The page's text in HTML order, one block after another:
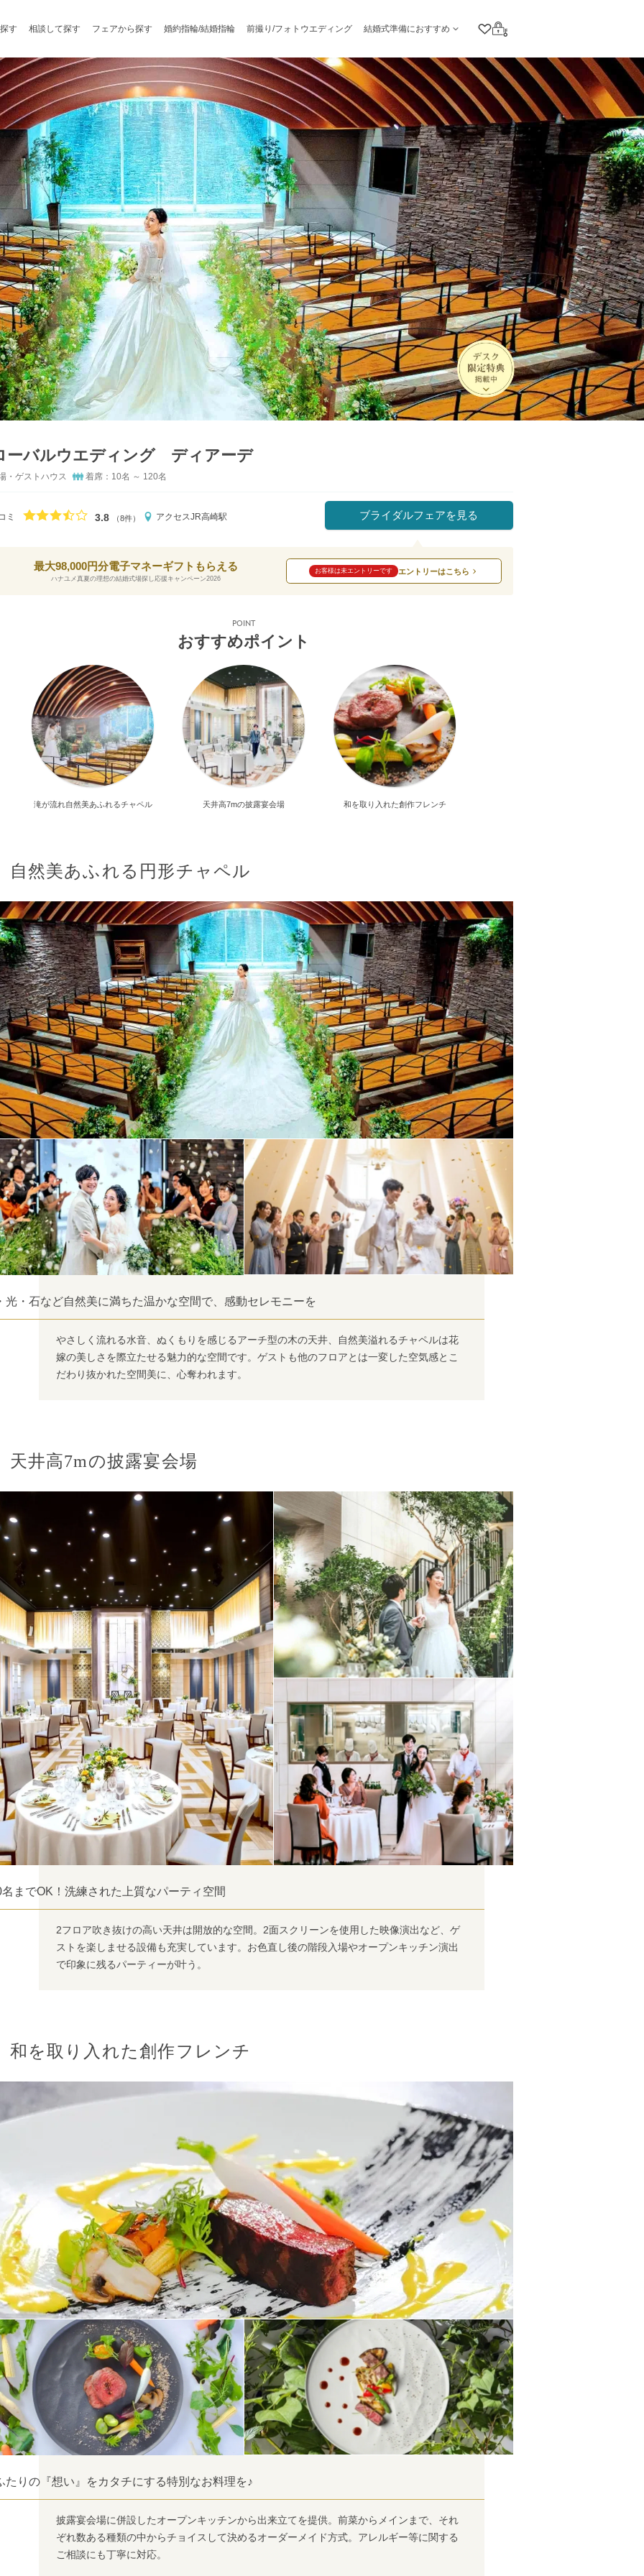
す 相談して探す フェアから探す 婚約指輪/結婚指輪 前撮り/フォトウエディング 結婚式準備におすすめ
クリップリスト
ログイン
ーバルウエディング ディアーデ
・ゲストハウス 着席：10名 ～ 120名
ミ 口コミ評価
3.8 （8件） アクセスJR高崎駅 ブライダルフェアを見る
最大98,000円分電子マネーギフトもらえる
ハナユメ真夏の理想の結婚式場探し応援キャンペーン2026
お客様は未エントリーです エントリーはこちら
POINT
おすすめポイント
滝が流れ自然美あふれるチャペル 天井高7mの披露宴会場 和を取り入れた創作フレンチ
自然美あふれる円形チャペル
光・石など自然美に満ちた温かな空間で、感動セレモニーを
やさしく流れる水音、ぬくもりを感じるアーチ型の木の天井、自然美溢れるチャペルは花
嫁の美しさを際立たせる魅力的な空間です。ゲストも他のフロアとは一変した空気感とこ
だわり抜かれた空間美に、心奪われます。
天井高7mの披露宴会場
までOK！洗練された上質なパーティ空間
2フロア吹き抜けの高い天井は開放的な空間。2面スクリーンを使用した映像演出など、ゲ
ストを楽しませる設備も充実しています。お色直し後の階段入場やオープンキッチン演出
で印象に残るパーティーが叶う。
和を取り入れた創作フレンチ
たりの『想い』をカタチにする特別なお料理を♪
披露宴会場に併設したオープンキッチンから出来立てを提供。前菜からメインまで、それ
ぞれ数ある種類の中からチョイスして決めるオーダーメイド方式。アレルギー等に関する
ご相談にも丁寧に対応。